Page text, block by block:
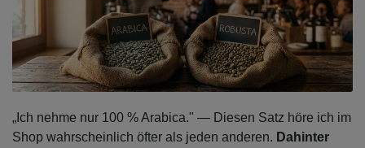
„Ich nehme nur 100 % Arabica." — Diesen Satz höre ich im
Shop wahrscheinlich öfter als jeden anderen. Dahinter